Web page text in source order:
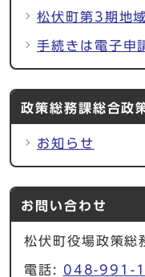
松伏町第3期地
手続きは電子申
政策総務課総合政
お知らせ
お問い合わせ
松伏町役場政策総
電話: 048-991-